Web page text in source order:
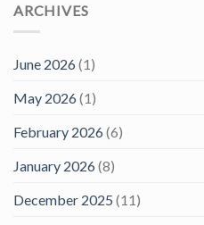
ARCHIVES
June 2026(1)
May 2026(1)
February 2026(6)
January 2026(8)
December 2025 (11)